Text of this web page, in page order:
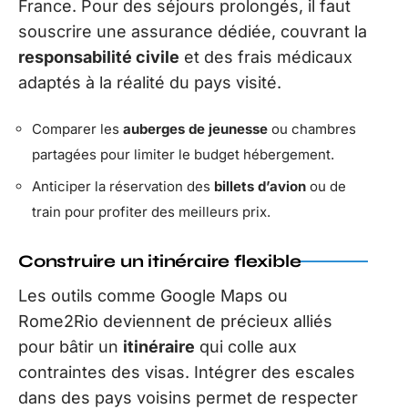
France. Pour des séjours prolongés, il faut
souscrire une assurance dédiée, couvrant la
responsabilité civile et des frais médicaux
adaptés à la réalité du pays visité.
Comparer les auberges de jeunesse ou chambres
partagées pour limiter le budget hébergement.
Anticiper la réservation des billets d’avion ou de
train pour profiter des meilleurs prix.
Construire un itinéraire flexible
Les outils comme Google Maps ou
Rome2Rio deviennent de précieux alliés
pour bâtir un itinéraire qui colle aux
contraintes des visas. Intégrer des escales
dans des pays voisins permet de respecter